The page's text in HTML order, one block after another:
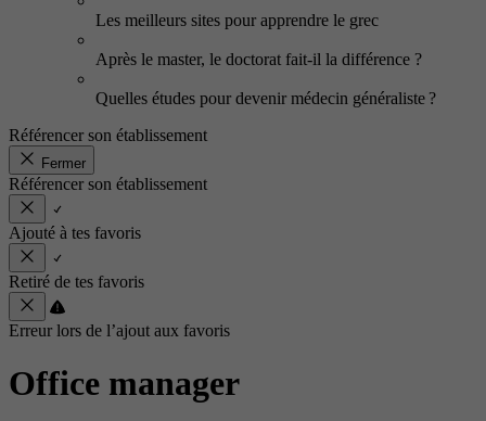
Les meilleurs sites pour apprendre le grec
Après le master, le doctorat fait-il la différence ?
Quelles études pour devenir médecin généraliste ?
Référencer son établissement
Fermer
Référencer son établissement
Ajouté à tes favoris
Retiré de tes favoris
Erreur lors de l’ajout aux favoris
Office manager